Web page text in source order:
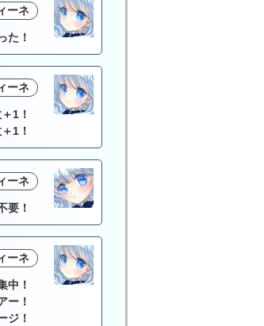
ーネ
た！
ーネ
1！
1！
ーネ
要！
ーネ
中！
ー！
ジ！